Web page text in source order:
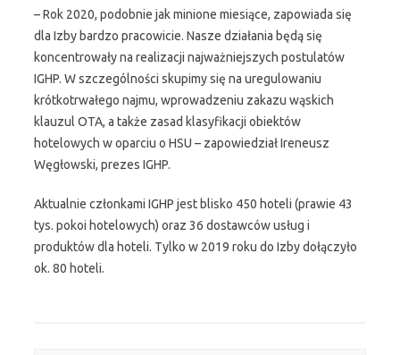
– Rok 2020, podobnie jak minione miesiące, zapowiada się
dla Izby bardzo pracowicie. Nasze działania będą się
koncentrowały na realizacji najważniejszych postulatów
IGHP. W szczególności skupimy się na uregulowaniu
krótkotrwałego najmu, wprowadzeniu zakazu wąskich
klauzul OTA, a także zasad klasyfikacji obiektów
hotelowych w oparciu o HSU – zapowiedział Ireneusz
Węgłowski, prezes IGHP.
Aktualnie członkami IGHP jest blisko 450 hoteli (prawie 43
tys. pokoi hotelowych) oraz 36 dostawców usług i
produktów dla hoteli. Tylko w 2019 roku do Izby dołączyło
ok. 80 hoteli.